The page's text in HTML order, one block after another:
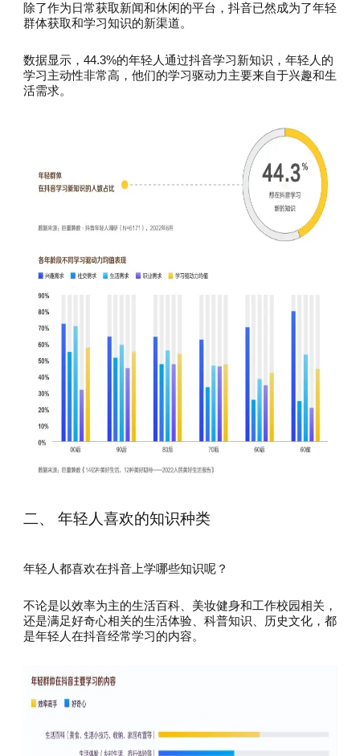
除了作为日常获取新闻和休闲的平台，抖音已然成为了年轻
群体获取和学习知识的新渠道。
数据显示，44.3%的年轻人通过抖音学习新知识，年轻人的
学习主动性非常高，他们的学习驱动力主要来自于兴趣和生
活需求。
二、 年轻人喜欢的知识种类
年轻人都喜欢在抖音上学哪些知识呢？
不论是以效率为主的生活百科、美妆健身和工作校园相关，
还是满足好奇心相关的生活体验、科普知识、历史文化，都
是年轻人在抖音经常学习的内容。